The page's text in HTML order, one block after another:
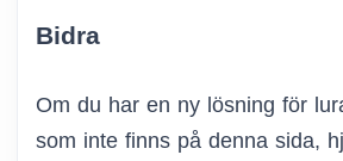
Bidra
Om du har en ny lösning för
som inte finns på denna sida,